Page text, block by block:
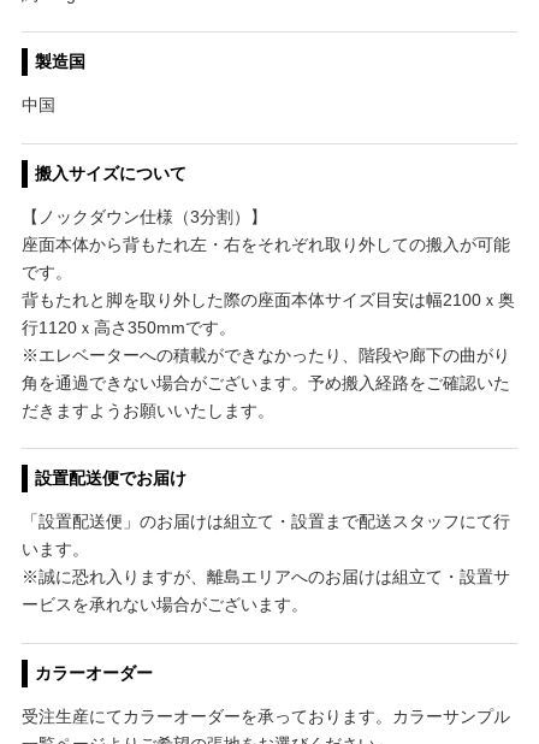
製造国
中国
搬入サイズについて
【ノックダウン仕様（3分割）】
座面本体から背もたれ左・右をそれぞれ取り外しての搬入が可能
です。
背もたれと脚を取り外した際の座面本体サイズ目安は幅2100ｘ奥
行1120ｘ高さ350mmです。
※エレベーターへの積載ができなかったり、階段や廊下の曲がり
角を通過できない場合がございます。予め搬入経路をご確認いた
だきますようお願いいたします。
設置配送便でお届け
「設置配送便」のお届けは組立て・設置まで配送スタッフにて行
います。
※誠に恐れ入りますが、離島エリアへのお届けは組立て・設置サ
ービスを承れない場合がございます。
カラーオーダー
受注生産にてカラーオーダーを承っております。カラーサンプル